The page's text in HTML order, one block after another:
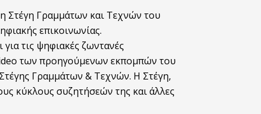
Στέγη Γραμμάτων και Τεχνών του
επικοινωνίας.
τις ψηφιακές ζωντανές
των προηγούμενων εκπομπών του
Γραμμάτων & Τεχνών. Η Στέγη,
κύκλους συζητήσεών της και άλλες